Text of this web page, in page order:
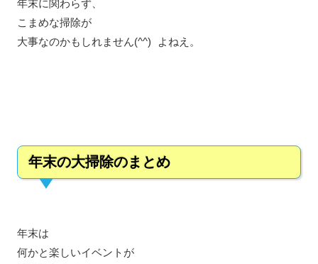
年末に関わらず、
こまめな掃除が
大事なのかもしれません(^^) よねえ。
年末の大掃除のまとめ
年末は
何かと楽しいイベントが